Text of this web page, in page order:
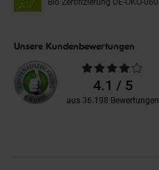
Bio Zertifizierung DE-ÖKO-060
Unsere Kundenbewertungen
Durchschnittliche
Bewertungen4.1 / 5
aus 36.198 Bewertungen